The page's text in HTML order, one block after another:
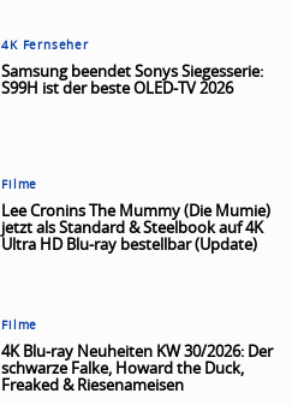
4K Fernseher
Samsung beendet Sonys Siegesserie:
S99H ist der beste OLED-TV 2026
Filme
Lee Cronins The Mummy (Die Mumie)
jetzt als Standard & Steelbook auf 4K
Ultra HD Blu-ray bestellbar (Update)
Filme
4K Blu-ray Neuheiten KW 30/2026: Der
schwarze Falke, Howard the Duck,
Freaked & Riesenameisen